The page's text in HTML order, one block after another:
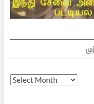
முந்தைய